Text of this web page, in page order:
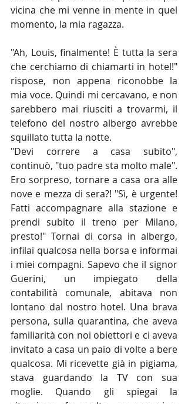
vicina che mi venne in mente in quel
momento, la mia ragazza.
"Ah, Louis, finalmente! È tutta la sera
che cerchiamo di chiamarti in hotel!"
rispose, non appena riconobbe la
mia voce. Quindi mi cercavano, e non
sarebbero mai riusciti a trovarmi, il
telefono del nostro albergo avrebbe
squillato tutta la notte.
"Devi correre a casa subito",
continuò, "tuo padre sta molto male".
Ero sorpreso, tornare a casa ora alle
nove e mezza di sera?! "Sì, è urgente!
Fatti accompagnare alla stazione e
prendi subito il treno per Milano,
presto!" Tornai di corsa in albergo,
infilai qualcosa nella borsa e informai
i miei compagni. Sapevo che il signor
Guerini, un impiegato della
contabilità comunale, abitava non
lontano dal nostro hotel. Una brava
persona, sulla quarantina, che aveva
familiarità con noi obiettori e ci aveva
invitato a casa un paio di volte a bere
qualcosa. Mi ricevette già in pigiama,
stava guardando la TV con sua
moglie. Quando gli spiegai la